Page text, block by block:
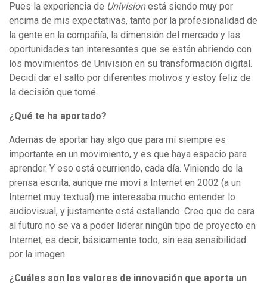
Pues la experiencia de Univisionestá siendo muy por
encima de mis expectativas, tanto por la profesionalidad de
la gente en la compañía, la dimensión del mercado y las
oportunidades tan interesantes que se están abriendo con
los movimientos de Univision en su transformación digital.
Decidí dar el salto por diferentes motivos y estoy feliz de
la decisión que tomé.
¿Qué te ha aportado?
Además de aportar hay algo que para mí siempre es
importante en un movimiento, y es que haya espacio para
aprender. Y eso está ocurriendo, cada día. Viniendo de la
prensa escrita, aunque me moví a Internet en 2002 (a un
Internet muy textual) me interesaba mucho entender lo
audiovisual, y justamente está estallando. Creo que de cara
al futuro no se va a poder liderar ningún tipo de proyecto en
Internet, es decir, básicamente todo, sin esa sensibilidad
por la imagen.
¿Cuáles son los valores de innovación que aporta un